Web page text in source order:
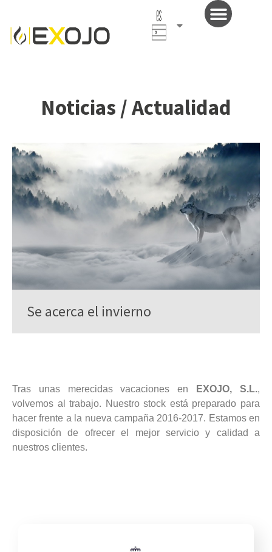
Español
(España)
Noticias / Actualidad
Se acerca el invierno
Tras unas merecidas vacaciones en EXOJO, S.L.,
volvemos al trabajo. Nuestro stock está preparado para
hacer frente a la nueva campaña 2016-2017. Estamos en
disposición de ofrecer el mejor servicio y calidad a
nuestros clientes.